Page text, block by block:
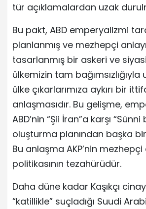
tür açıklamalardan uzak
Bu pakt, ABD emperyalizmi
planlanmış ve mezhepçi
tasarlanmış bir askeri ve
ülkemizin tam
ülke çıkarlarımıza aykırı bir
anlaşmasıdır. Bu gelişme,
ABD’nin “Şii İran”a karşı “Sünni
oluşturma planından başka
Bu anlaşma AKP’nin mezhepçi
politikasının tezahürüdür.
Daha düne kadar Kaşıkçı
“katillikle” suçladığı Suudi